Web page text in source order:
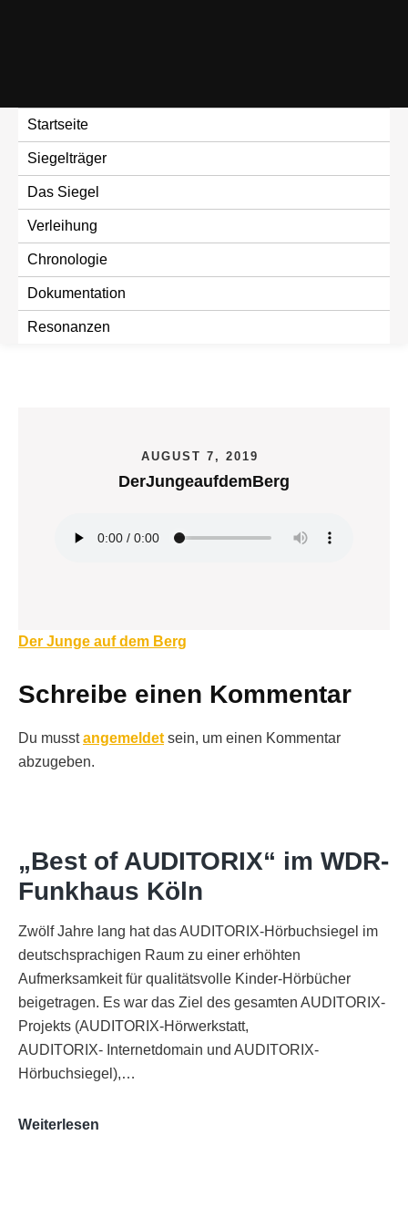
Startseite
Siegelträger
Das Siegel
Verleihung
Chronologie
Dokumentation
Resonanzen
AUGUST 7, 2019
DerJungeaufdemBerg
Beitragsnavigation
Der Junge auf dem Berg
Schreibe einen Kommentar
Du musstangemeldet sein, um einen Kommentar
abzugeben.
„Best of AUDITORIX“ im WDR-
Funkhaus Köln
Zwölf Jahre lang hat das AUDITORIX-Hörbuchsiegel im
deutschsprachigen Raum zu einer erhöhten
Aufmerksamkeit für qualitätsvolle Kinder-Hörbücher
beigetragen. Es war das Ziel des gesamten AUDITORIX-
Projekts (AUDITORIX-Hörwerkstatt,
AUDITORIX- Internetdomain und AUDITORIX-
Hörbuchsiegel),…
Weiterlesen